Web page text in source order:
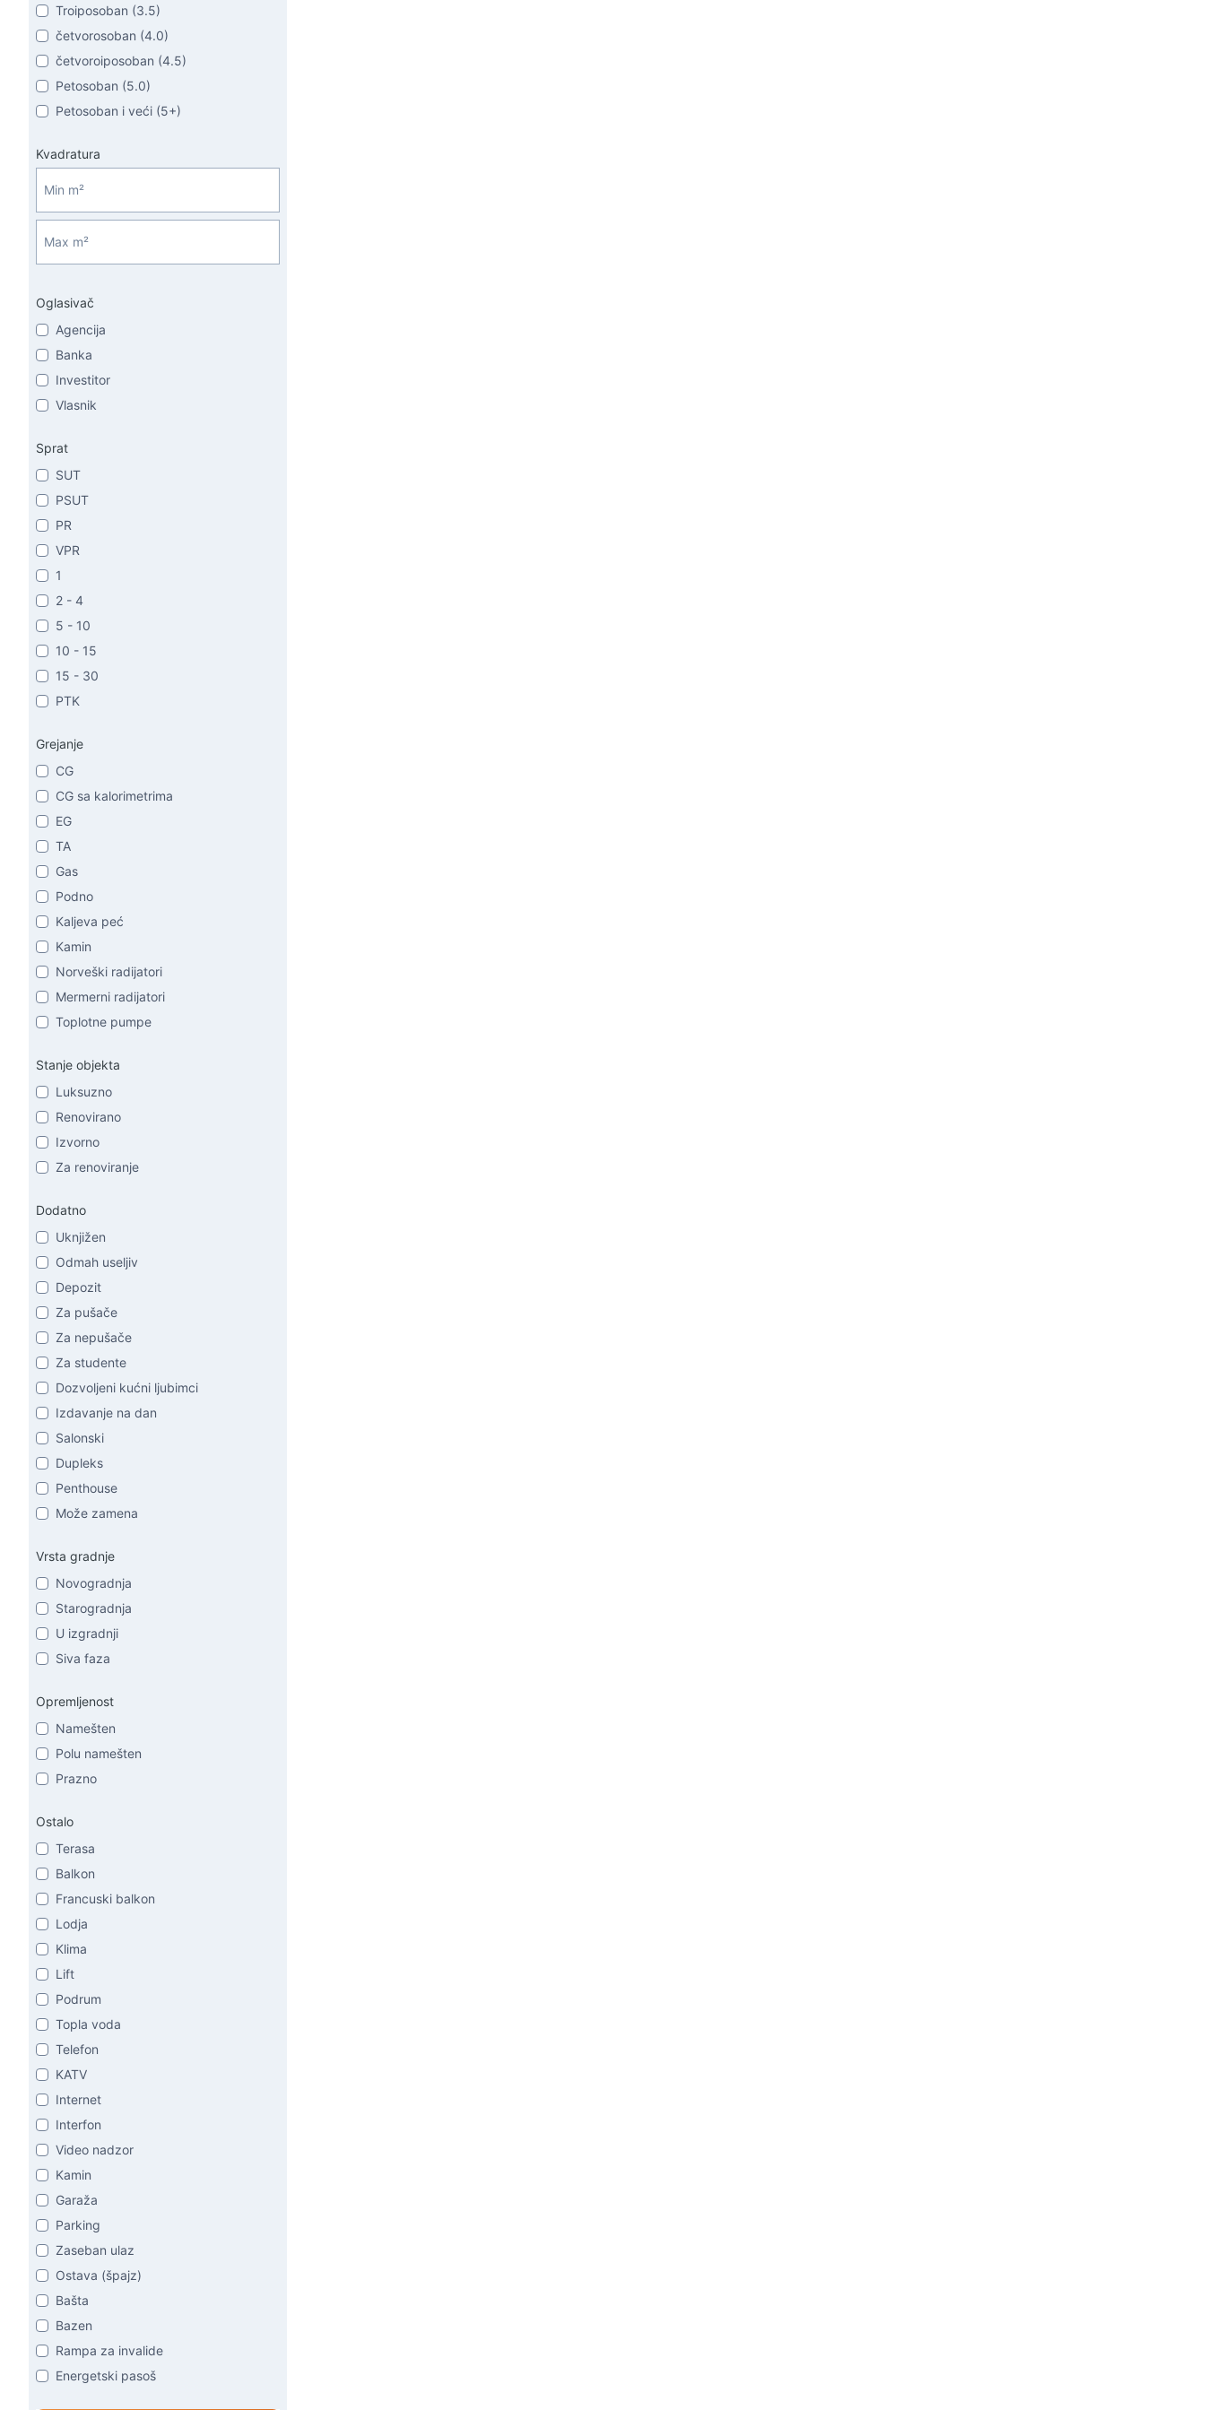
Troiposoban (3.5)
četvorosoban (4.0)
četvoroiposoban (4.5)
Petosoban (5.0)
Petosoban i veći (5+)
Kvadratura
Oglasivač
Agencija
Banka
Investitor
Vlasnik
Sprat
SUT
PSUT
PR
VPR
1
2 - 4
5 - 10
10 - 15
15 - 30
PTK
Grejanje
CG
CG sa kalorimetrima
EG
TA
Gas
Podno
Kaljeva peć
Kamin
Norveški radijatori
Mermerni radijatori
Toplotne pumpe
Stanje objekta
Luksuzno
Renovirano
Izvorno
Za renoviranje
Dodatno
Uknjižen
Odmah useljiv
Depozit
Za pušače
Za nepušače
Za studente
Dozvoljeni kućni ljubimci
Izdavanje na dan
Salonski
Dupleks
Penthouse
Može zamena
Vrsta gradnje
Novogradnja
Starogradnja
U izgradnji
Siva faza
Opremljenost
Namešten
Polu namešten
Prazno
Ostalo
Terasa
Balkon
Francuski balkon
Lodja
Klima
Lift
Podrum
Topla voda
Telefon
KATV
Internet
Interfon
Video nadzor
Kamin
Garaža
Parking
Zaseban ulaz
Ostava (špajz)
Bašta
Bazen
Rampa za invalide
Energetski pasoš